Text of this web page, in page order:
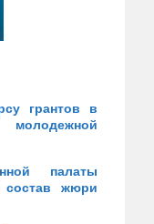
грантов в
палаты
состав жюри